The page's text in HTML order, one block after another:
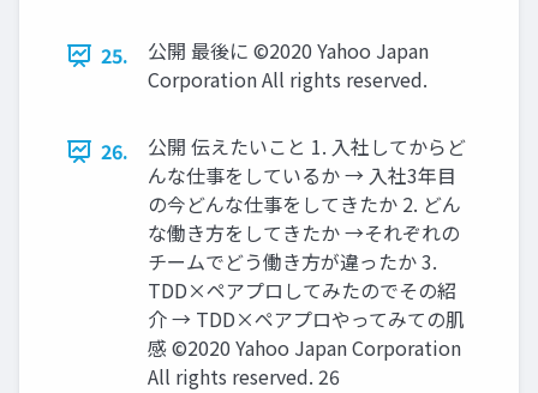
25.
公開 最後に ©2020 Yahoo Japan
Corporation All rights reserved.
26.
公開 伝えたいこと 1. ⼊社してからど
んな仕事をしているか → ⼊社3年⽬
の今どんな仕事をしてきたか 2. どん
な働き⽅をしてきたか →それぞれの
チームでどう働き⽅が違ったか 3.
TDD×ペアプロしてみたのでその紹
介 → TDD×ペアプロやってみての肌
感 ©2020 Yahoo Japan Corporation
All rights reserved. 26